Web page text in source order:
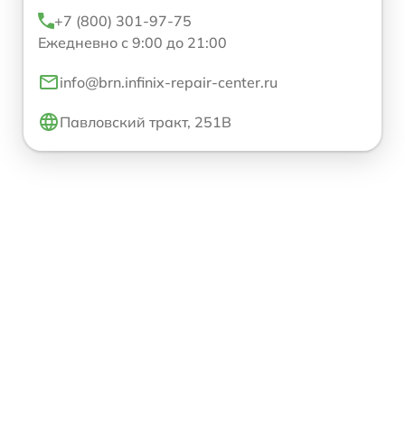
+7 (800) 301-97-75
Ежедневно с 9:00 до 21:00
info@brn.infinix-repair-center.ru
Павловский тракт, 251В